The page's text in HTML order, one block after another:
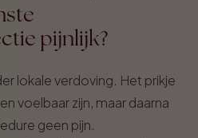
pijnlijk?
lokale verdoving. Het prikje
voelbaar zijn, maar daarna
geen pijn.